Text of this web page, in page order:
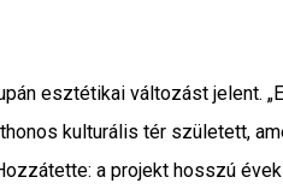
esztétikai változást jelent.
kulturális tér született,
a projekt hosszú